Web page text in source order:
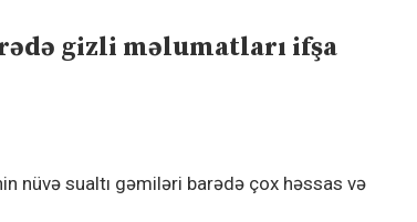
gizli məlumatları ifşa
nüvə sualtı gəmiləri barədə çox həssas və